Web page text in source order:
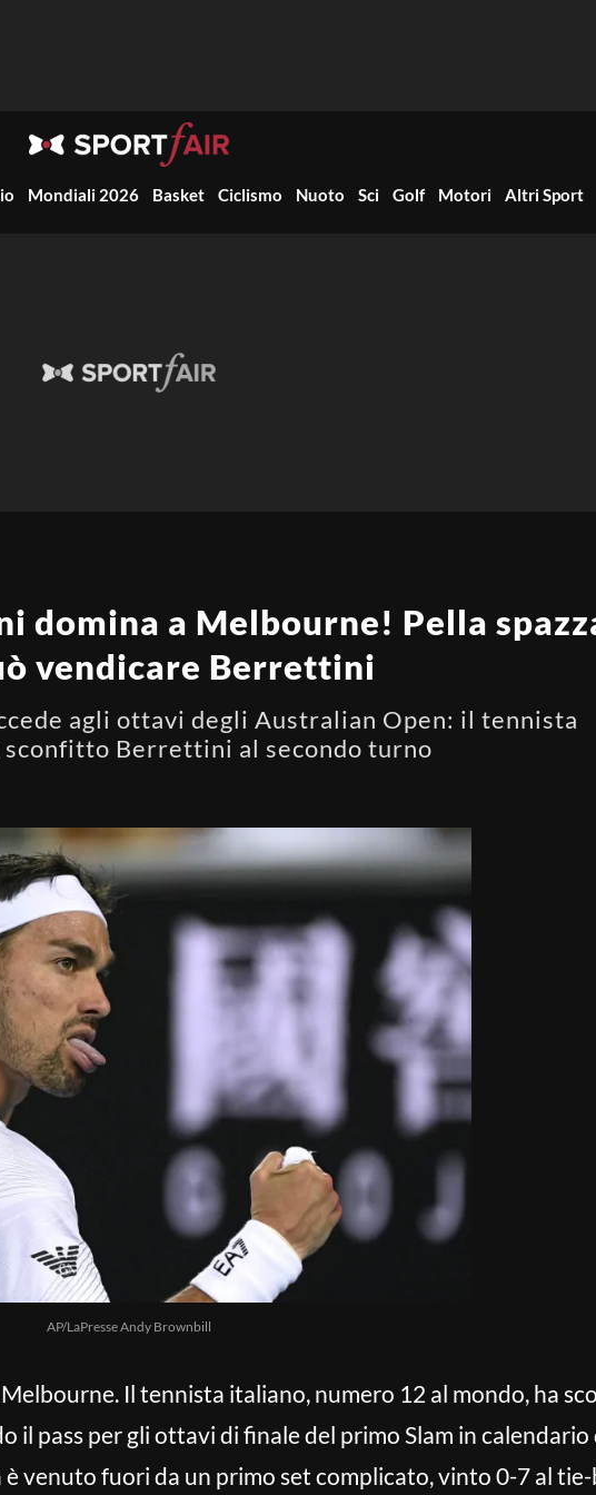
Mondiali 2026 Basket Ciclismo Nuoto Sci Golf Motori Altri Sport
domina a Melbourne! Pella
vendicare Berrettini
agli ottavi degli Australian Open: il tennista
Berrettini al secondo turno
AP/LaPresse Andy Brownbill
Il tennista italiano, numero 12 al mondo, ha
il pass per gli ottavi di finale del primo Slam in calendario
venuto fuori da un primo set complicato, vinto 0-7 al